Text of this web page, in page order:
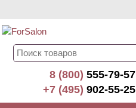
8 (800)555-79-57
+7 (495)902-55-25